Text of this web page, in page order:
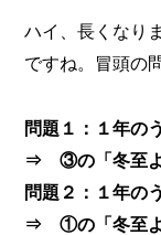
ハイ、長くなり
ですね。冒頭の
問題１：１年の
⇒ ③の「冬至よ
問題２：１年の
⇒ ①の「冬至よ